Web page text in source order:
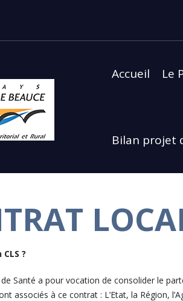
Accueil Le
Bilan projet
?
Santé a pour vocation de consolider le
associés à ce contrat : L’Etat, la Région,